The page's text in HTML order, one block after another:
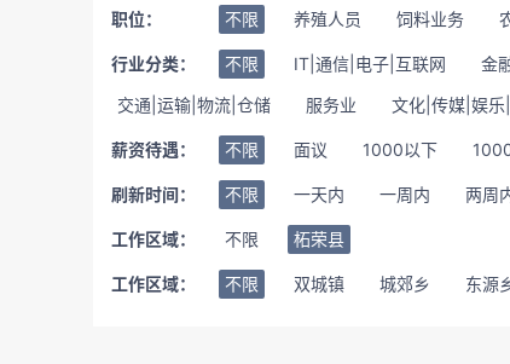
职位： 不限 养殖人员 饲料业务
行业分类： 不限 IT|通信|电子|互联网 金
交通|运输|物流|仓储
服务业 文化|传媒|娱乐
薪资待遇： 不限 面议 1000以下
刷新时间： 不限 一天内 一周内 两周
工作区域： 不限 柘荣县
工作区域： 不限 双城镇 城郊乡 东源